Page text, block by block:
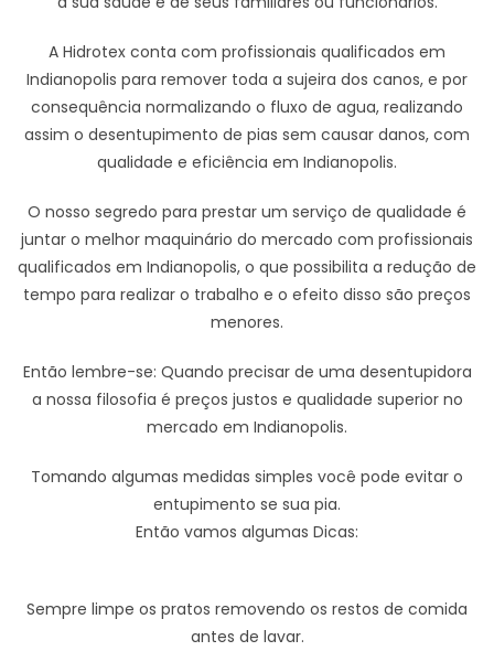
A Hidrotex conta com profissionais qualificados em
Indianopolis para remover toda a sujeira dos canos, e por
consequência normalizando o fluxo de agua, realizando
assim o desentupimento de pias sem causar danos, com
qualidade e eficiência em Indianopolis.
O nosso segredo para prestar um serviço de qualidade é
juntar o melhor maquinário do mercado com profissionais
qualificados em Indianopolis, o que possibilita a redução de
tempo para realizar o trabalho e o efeito disso são preços
menores.
Então lembre-se: Quando precisar de uma desentupidora
a nossa filosofia é preços justos e qualidade superior no
mercado em Indianopolis.
Tomando algumas medidas simples você pode evitar o
entupimento se sua pia.
Então vamos algumas Dicas:
Sempre limpe os pratos removendo os restos de comida
antes de lavar.